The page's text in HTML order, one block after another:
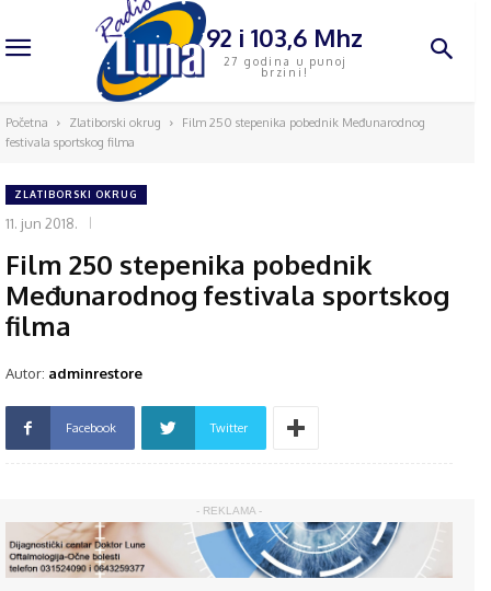
92 i 103,6 Mhz
27 godina u punoj
brzini!
Početna Zlatiborski okrug
Film 250 stepenika pobednik Međunarodnog
festivala sportskog filma
ZLATIBORSKI OKRUG
11. jun 2018.
Film 250 stepenika pobednik
Međunarodnog festivala sportskog
filma
Autor: adminrestore
Facebook Twitter
- REKLAMA -